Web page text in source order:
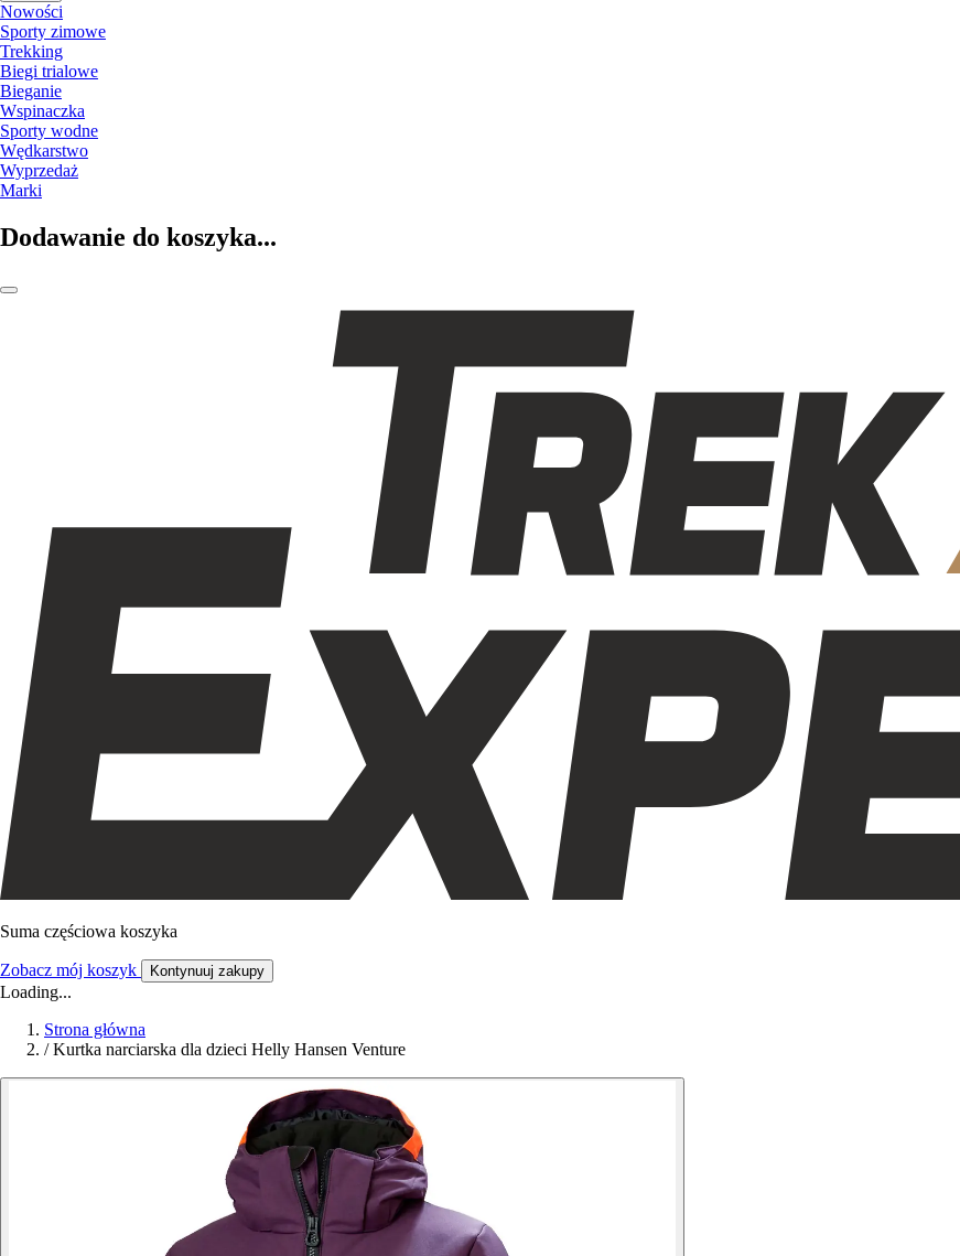
Nowości
Sporty zimowe
Trekking
Biegi trialowe
Bieganie
Wspinaczka
Sporty wodne
Wędkarstwo
Wyprzedaż
Marki
Dodawanie do koszyka...
Suma częściowa koszyka
Zobacz mój koszyk Kontynuuj zakupy
Loading...
Strona główna
/ Kurtka narciarska dla dzieci Helly Hansen Venture